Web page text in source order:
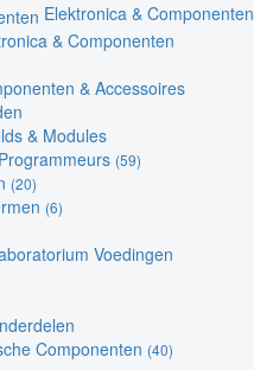
Elektronica & Componenten
& Componenten
& Accessoires
& Modules
(59)
(20)
(6)
Voedingen
Componenten (40)